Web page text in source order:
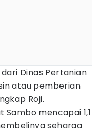
Dinas Pertanian
atau pemberian
Roji.
mencapai 1,1